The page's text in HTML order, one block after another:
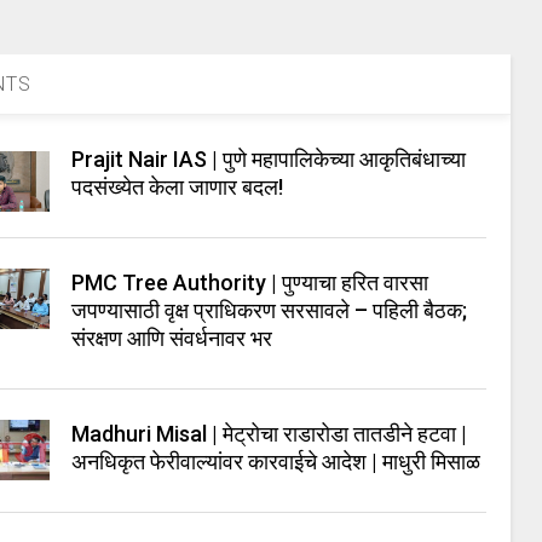
Prajit Nair IAS | पुणे महापालिकेच्या आकृतिबंधाच्या
पदसंख्येत केला जाणार बदल!
PMC Tree Authority | पुण्याचा हरित वारसा
जपण्यासाठी वृक्ष प्राधिकरण सरसावले – पहिली बैठक;
संरक्षण आणि संवर्धनावर भर
Madhuri Misal | मेट्रोचा राडारोडा तातडीने हटवा |
अनधिकृत फेरीवाल्यांवर कारवाईचे आदेश | माधुरी मिसाळ